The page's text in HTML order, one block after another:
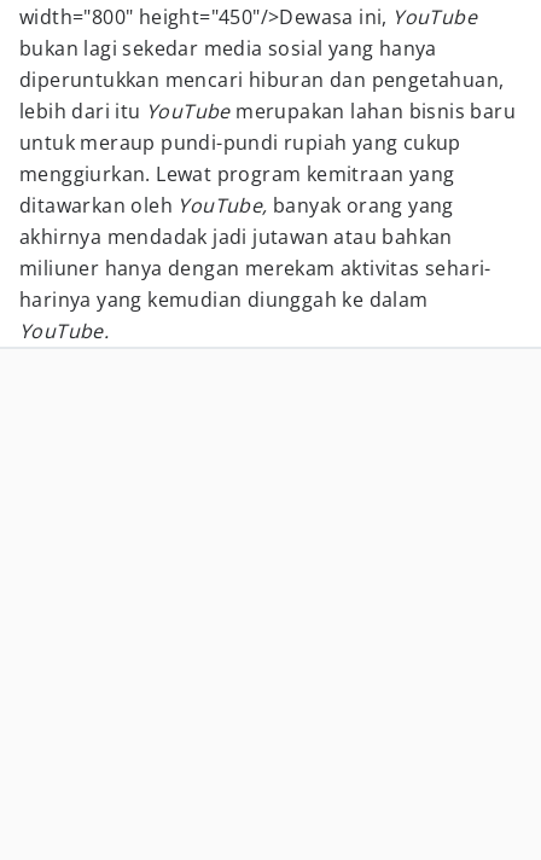
width="800" height="450"/>Dewasa ini, YouTube
bukan lagi sekedar media sosial yang hanya
diperuntukkan mencari hiburan dan pengetahuan,
lebih dari itu YouTubemerupakan lahan bisnis baru
untuk meraup pundi-pundi rupiah yang cukup
menggiurkan. Lewat program kemitraan yang
ditawarkan oleh YouTube, banyak orang yang
akhirnya mendadak jadi jutawan atau bahkan
miliuner hanya dengan merekam aktivitas sehari-
harinya yang kemudian diunggah ke dalam
YouTube.